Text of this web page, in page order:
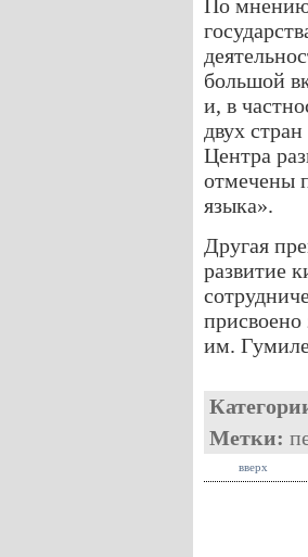
По
большой
и, в
двух
Центра
отмечены
языка».
Другая
развитие
присвоено
им.
Метки:
вверх